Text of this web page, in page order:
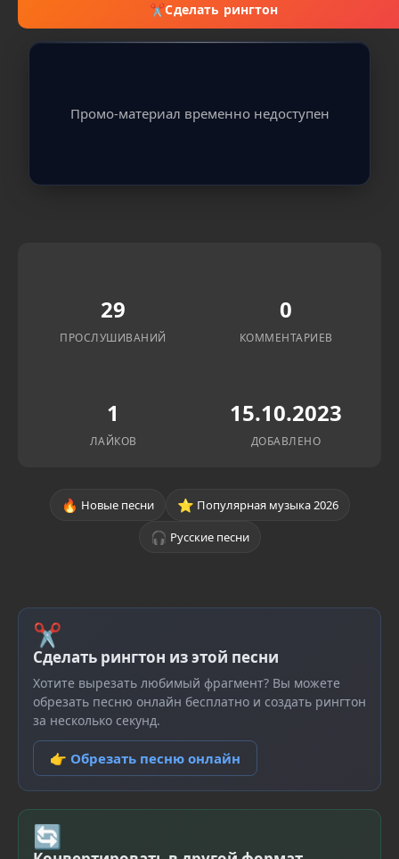
✂Сделать рингтон
Промо-материал временно недоступен
29
ПРОСЛУШИВАНИЙ
0
КОММЕНТАРИЕВ
1
ЛАЙКОВ
15.10.2023
ДОБАВЛЕНО
🔥 Новые песни ⭐ Популярная музыка 2026
🎧 Русские песни
✂
Сделать рингтон из этой песни
Хотите вырезать любимый фрагмент? Вы можете
обрезать песню онлайн бесплатно и создать рингтон
за несколько секунд.
👉 Обрезать песню онлайн
🔄